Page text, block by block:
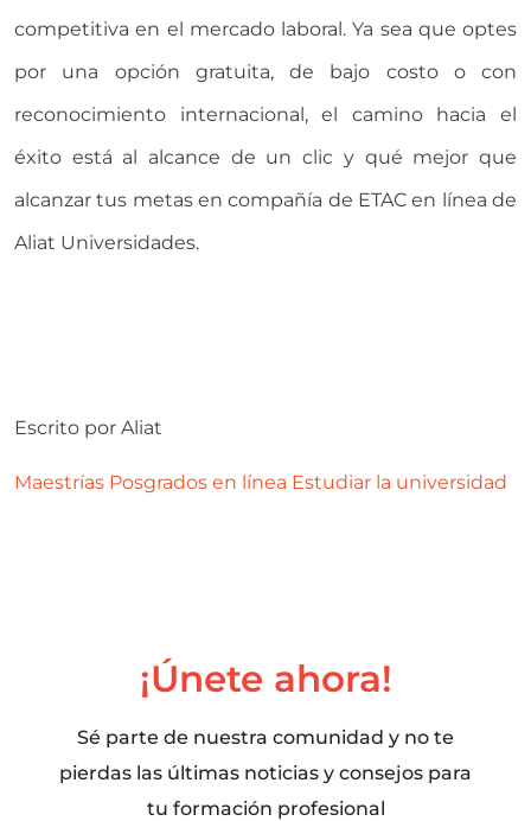
competitiva en el mercado laboral. Ya sea que optes
por una opción gratuita, de bajo costo o con
reconocimiento internacional, el camino hacia el
éxito está al alcance de un clic y qué mejor que
alcanzar tus metas en compañía de ETAC en línea de
Aliat Universidades.
Escrito por Aliat
Maestrías Posgrados en línea Estudiar la universidad
¡Únete ahora!
Sé parte de nuestra comunidad y no te
pierdas las últimas noticias y consejos para
tu formación profesional